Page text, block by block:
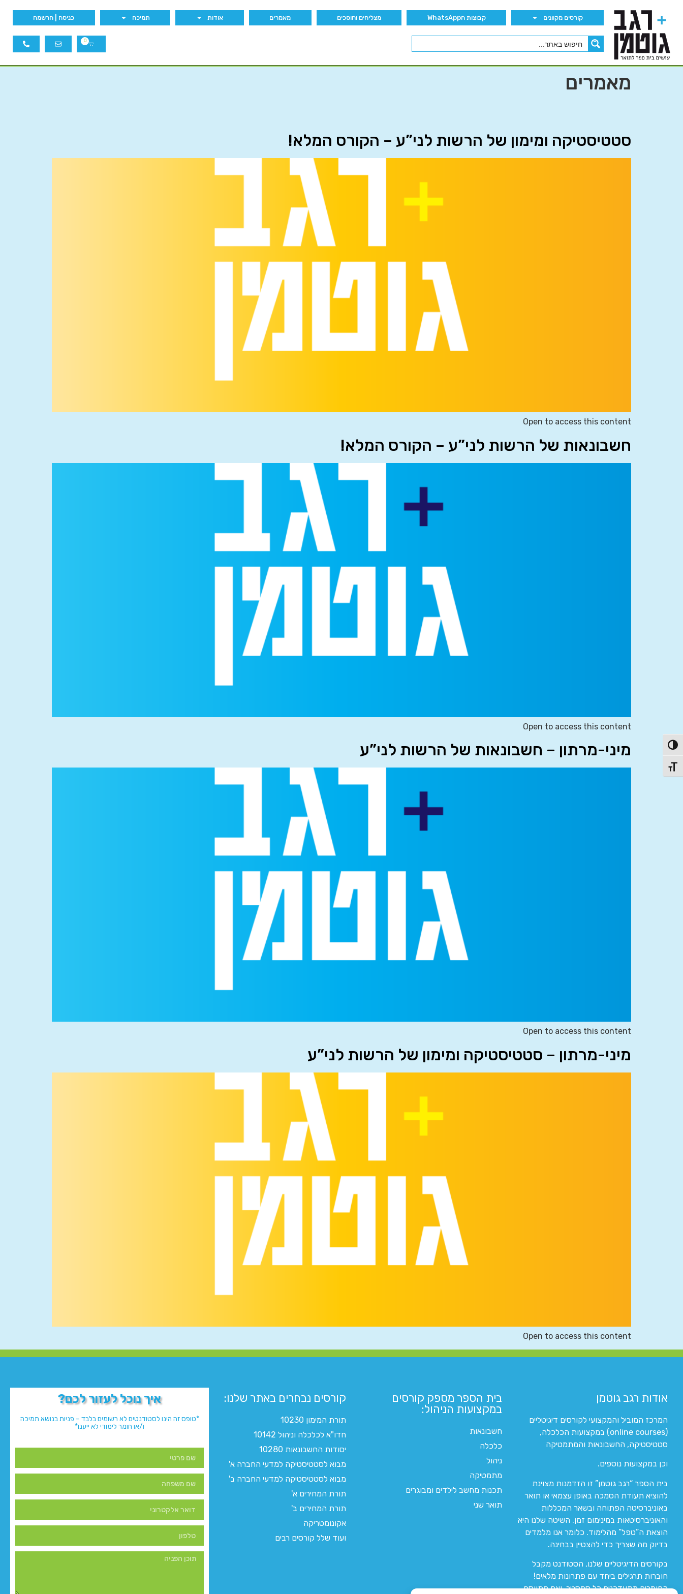
הפעל/כבה ניגודיות גבוהה
מתג גודל גופן
קורסים מקוונים קבוצות הWhatsApp מצליחים וחוסכים מאמרים אודות תמיכה כניסה | הרשמה
0
מאמרים
סטטיסטיקה ומימון של הרשות לני”ע – הקורס המלא!
Open to access this content
חשבונאות של הרשות לני”ע – הקורס המלא!
Open to access this content
מיני-מרתון – חשבונאות של הרשות לני”ע
Open to access this content
מיני-מרתון – סטטיסטיקה ומימון של הרשות לני”ע
Open to access this content
אודות רגב גוטמן
המרכז המוביל והמקצועי לקורסים דיגיטליים
(online courses) במקצועות הכלכלה,
סטטיסטיקה, החשבונאות והמתמטיקה
וכן במקצועות נוספים.
בית הספר “רגב גוטמן” זו הזדמנות מצוינת
להוציא תעודת הסמכה באופן עצמאי או תואר
באוניברסיטה הפתוחה ובשאר המכללות
והאוניברסיטאות במינימום זמן. השיטה שלנו היא
הוצאת ה”טפל” מהלימוד. כלומר אנו מלמדים
בדיוק מה שצריך כדי להצטיין בבחינה.
בקורסים הדיגיטליים שלנו, הסטודנט מקבל
חוברות תרגילים ביחד עם פתרונות מלאים!
החומרים מתעדכנים כל סמסטר, ואם מתווסף
בית הספר מספק קורסים
במקצועות הניהול:
חשבונאות
כלכלה
ניהול
מתמטיקה
תכנות מחשב לילדים ומבוגרים
תואר שני
קורסים נבחרים באתר שלנו:​
תורת המימון 10230
חדו"א לכלכלה וניהול 10142
יסודות החשבונאות 10280
מבוא לסטטיסטיקה למדעי החברה א'
מבוא לסטטיסטיקה למדעי החברה ב'
תורת המחירים א'
תורת המחירים ב'
אקונומטריקה
ועוד שלל קורסים רבים
איך נוכל לעזור לכם?
*טופס זה הינו לסטודנטים לא רשומים בלבד – פניות בנושא תמיכה
ו/או חומר לימודי לא ייענו*